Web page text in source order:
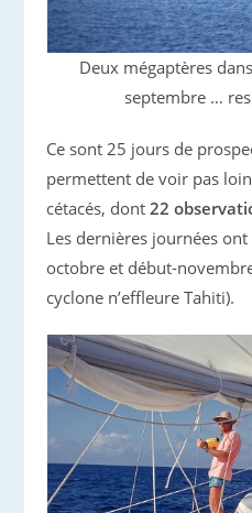
Deux mégaptères
septembre …
Ce sont 25 jours de
permettent de voir pas
cétacés, dont22
Les dernières journées
octobre et début-
cyclone n’effleure Tahiti).